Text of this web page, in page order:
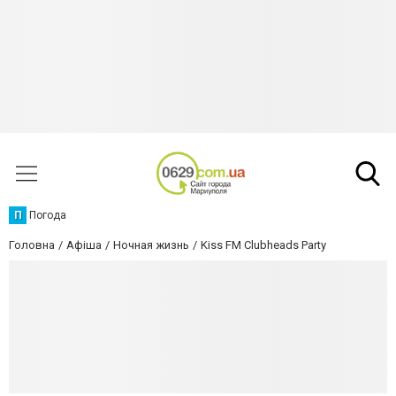
П Погода
Головна Афіша Ночная жизнь Kiss FM Clubheads Party